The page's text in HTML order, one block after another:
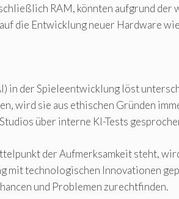
RAM, könnten aufgrund der
die Entwicklung neuer Hardware
in der Spieleentwicklung löst
wird sie aus ethischen Gründen
über interne KI-Tests
der Aufmerksamkeit steht,
mit technologischen Innovationen
und Problemen zurechtfinden.